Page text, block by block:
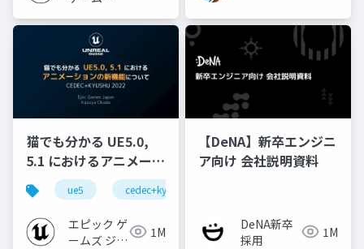
猫でも分かる UE5.0,
5.1 におけるアニメーシ
ョンの新機能について
【CEDEC+KYUSHU
2022】
ue5 cedec+kyushu
エピック ゲ
ームズ ジャ
1M
【DeNA】新卒エンジニ
ア向け 会社説明資料
DeNA新卒
採用
1M